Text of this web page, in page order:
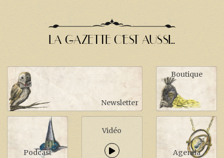
LA GAZETTE C'EST AUSSI...
Newsletter
Boutique
Podcast
Vidéo
Agenda